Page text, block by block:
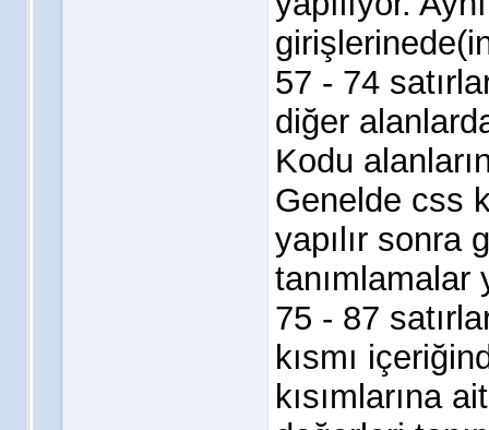
57 - 74
diğer
Kodu
Genelde css
yapılır sonra
tanımlamalar
75 - 87
kısmı
kısımlarına